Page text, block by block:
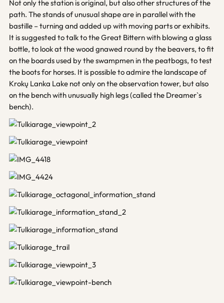
Not only the station is original, but also other structures of the
path. The stands of unusual shape are in parallel with the
bastille – turning and added up with moving parts or exhibits.
It is suggested to talk to the Great Bittern with blowing a glass
bottle, to look at the wood gnawed round by the beavers, to fit
on the boards used by the swampmen in the peatbogs, to test
the boots for horses. It is possible to admire the landscape of
Krokų Lanka Lake not only on the observation tower, but also
on the bench with unusually high legs (called the Dreamer`s
bench).